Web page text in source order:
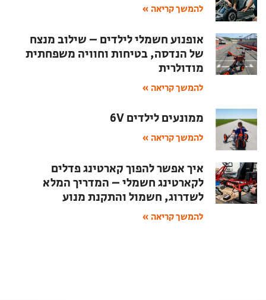
להמשך קריאה »
אופנוע חשמלי לילדים – שילוב מנצח
של הנדסה, בטיחות וחוויה משפחתית
מודולרית
להמשך קריאה »
ממונעים לילדים 6V
להמשך קריאה »
איך אפשר להפוך קארטינג פדלים
לקארטינג חשמלי – המדריך המלא
לשדרוג, חשמול והתקנת מנוע
להמשך קריאה »